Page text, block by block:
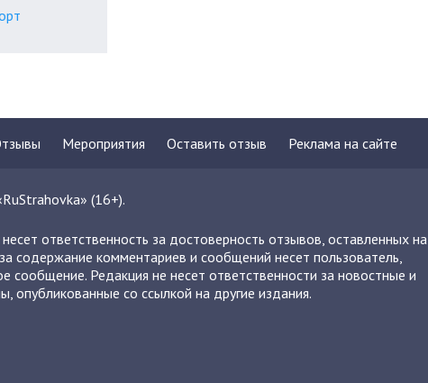
Мероприятия Оставить отзыв Реклама на сайте
(16+).
ответственность за достоверность отзывов, оставленных на
содержание комментариев и сообщений несет пользователь,
сообщение. Редакция не несет ответственности за новостные и
опубликованные со ссылкой на другие издания.